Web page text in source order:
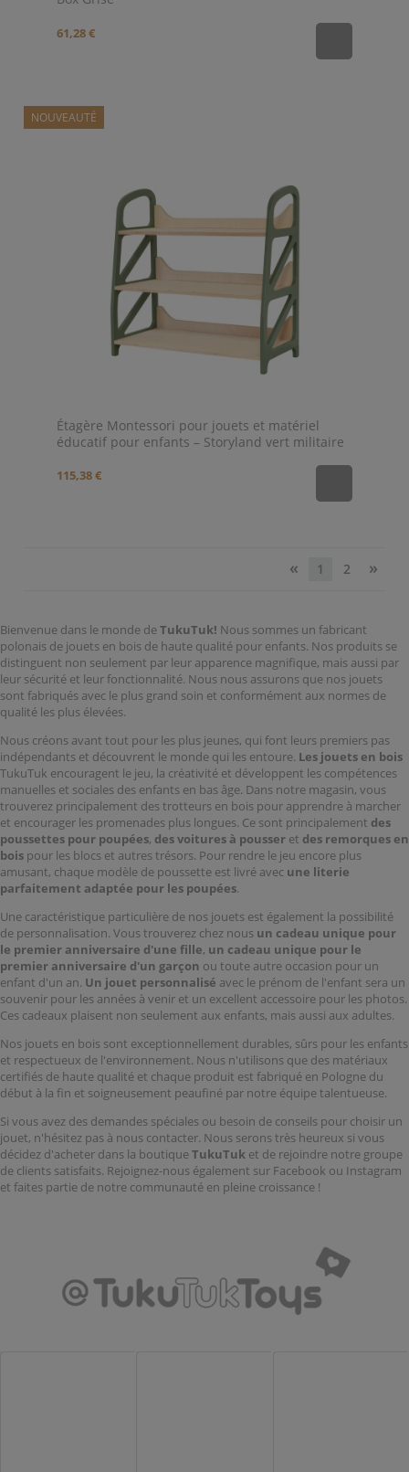
61,28 €
Étagère Montessori pour jouets et matériel
éducatif pour enfants – Storyland vert militaire
115,38 €
NOUVEAUTÉ
« 1 2 »
Bienvenue dans le monde deTukuTuk! Nous sommes un fabricant
polonais de jouets en bois de haute qualité pour enfants. Nos produits se
distinguent non seulement par leur apparence magnifique, mais aussi par
leur sécurité et leur fonctionnalité. Nous nous assurons que nos jouets
sont fabriqués avec le plus grand soin et conformément aux normes de
qualité les plus élevées.
Nous créons avant tout pour les plus jeunes, qui font leurs premiers pas
indépendants et découvrent le monde qui les entoure. Les jouets en bois
TukuTuk encouragent le jeu, la créativité et développent les compétences
manuelles et sociales des enfants en bas âge. Dans notre magasin, vous
trouverez principalement des trotteurs en bois pour apprendre à marcher
et encourager les promenades plus longues. Ce sont principalement des
poussettes pour poupées, des voitures à pousser et des remorques en
bois pour les blocs et autres trésors. Pour rendre le jeu encore plus
amusant, chaque modèle de poussette est livré avec une literie
parfaitement adaptée pour les poupées.
Une caractéristique particulière de nos jouets est également la possibilité
de personnalisation. Vous trouverez chez nous un cadeau unique pour
le premier anniversaire d'une fille, un cadeau unique pour le
premier anniversaire d'un garçon ou toute autre occasion pour un
enfant d'un an. Un jouet personnalisé avec le prénom de l'enfant sera un
souvenir pour les années à venir et un excellent accessoire pour les photos.
Ces cadeaux plaisent non seulement aux enfants, mais aussi aux adultes.
Nos jouets en bois sont exceptionnellement durables, sûrs pour les enfants
et respectueux de l'environnement. Nous n'utilisons que des matériaux
certifiés de haute qualité et chaque produit est fabriqué en Pologne du
début à la fin et soigneusement peaufiné par notre équipe talentueuse.
Si vous avez des demandes spéciales ou besoin de conseils pour choisir un
jouet, n'hésitez pas à nous contacter. Nous serons très heureux si vous
décidez d'acheter dans la boutiqueTukuTuk et de rejoindre notre groupe
de clients satisfaits. Rejoignez-nous également sur Facebook ou Instagram
et faites partie de notre communauté en pleine croissance !